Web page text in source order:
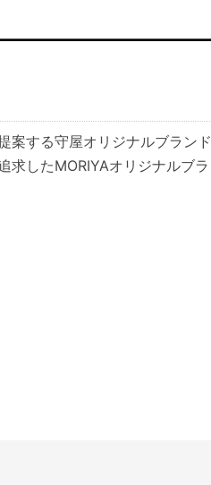
案する守屋オリジナルブランド
求したMORIYAオリジナルブラ